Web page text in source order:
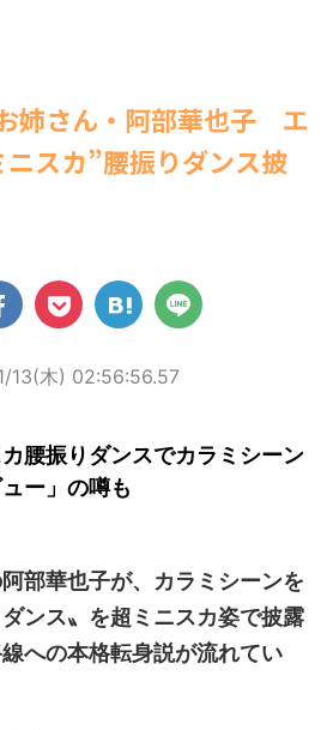
まと
味し
/ 気
、謝
ンテナ
互
1ドル157円台 しかし戻しも... / にゅー
すなう！ まとめアンテナ
22:16)
勇気を出して白人美女にチン凸し
ンだ」 熊本地震直後の日本の対... / に
ゅーすなう！ まとめアンテナ
21:56)
RSS
OS☆K」の南み
かさんが、6月
日発売のマンガ
生まれの16歳。
年2月に同誌の表
話題になり、早く
再登場した。
揺れた！！」と
介され、水着姿
披露した。 ...
ルミライ』（講談
部を売り上げ、
「写真集」で共に2
位にランクインし
た。 【写真18枚】
せ…ほぼ'手ぶら'な
縄でロケを敢行。
た）。デビュー当
時の体重まで ...
姉さん・阿部華也子 エ
スカ”腰振りダンス披
13(木) 02:56:56.57
腰振りダンスでカラミシーン
ー」の噂も
部華也子が、カラミシーンを
ンス〟を超ミニスカ姿で披露
への本格転身説が流れてい